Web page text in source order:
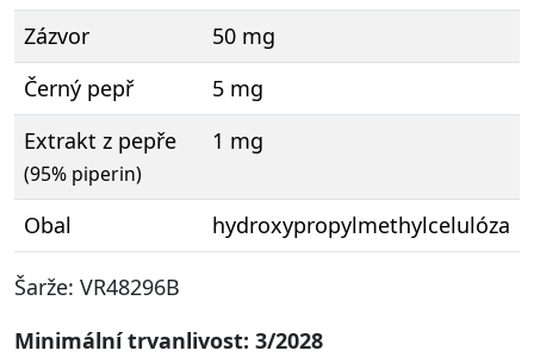
Zázvor
50 mg
Černý pepř
5 mg
Extrakt z pepře
(95% piperin)
1 mg
Obal hydroxypropylmethylcelulóza
Šarže: VR48296B
Minimální trvanlivost: 3/2028